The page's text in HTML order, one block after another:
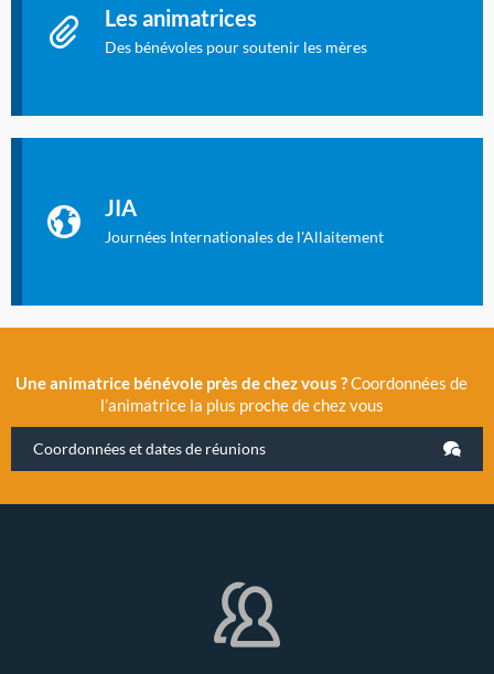
Les animatrices
Des bénévoles pour soutenir les mères
JIA
Journées Internationales de l'Allaitement
2019 la 11e Journée Internationale de l’Allaitement, un
évènement exceptionnel organisé par LLL France.
Une animatrice bénévole près de chez vous ?Coordonnées de
l’animatrice la plus proche de chez vous
Coordonnées et dates de réunions